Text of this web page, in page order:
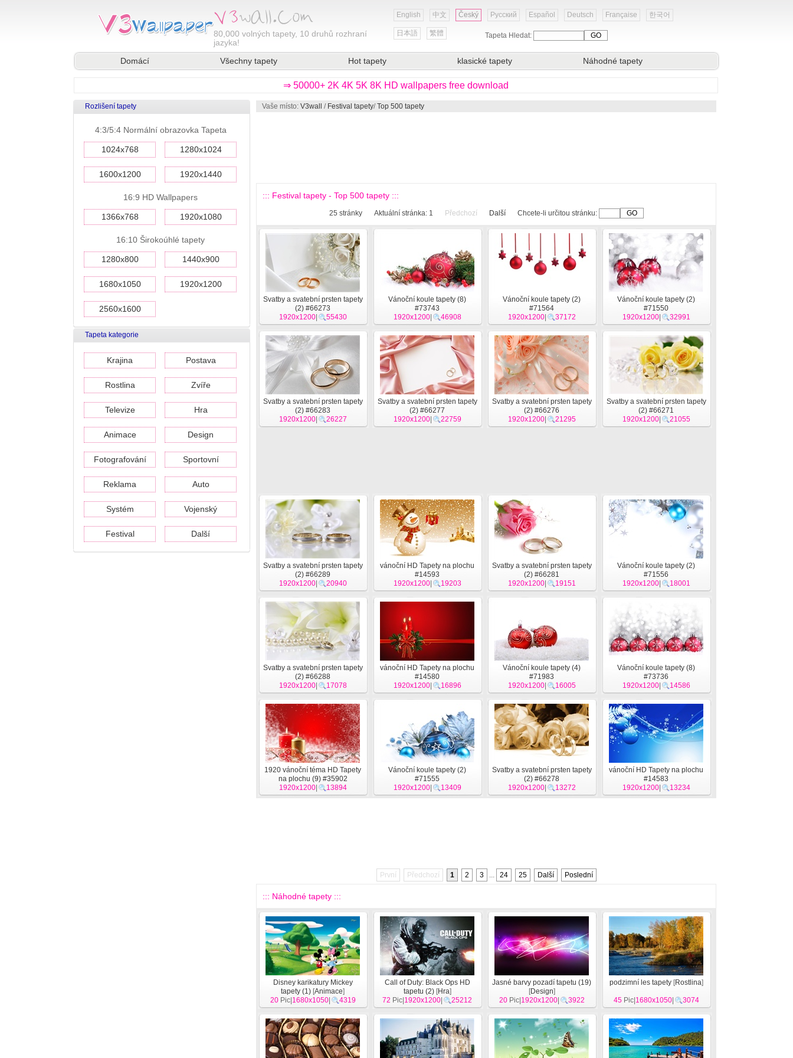
80,000 volných tapety, 10 druhů rozhraní
jazyka!
English 中文 Český Русский Español Deutsch Française 한국어
日本語 繁體 Tapeta Hledat:
Domácí Všechny tapety Hot tapety klasické tapety Náhodné tapety
⇒ 50000+ 2K 4K 5K 8K HD wallpapers free download
Rozlišení tapety
4:3/5:4 Normální obrazovka Tapeta
1024x768 1280x1024
1600x1200 1920x1440
16:9 HD Wallpapers
1366x768 1920x1080
16:10 Širokoúhlé tapety
1280x800 1440x900
1680x1050 1920x1200
2560x1600
Tapeta kategorie
Krajina Postava
Rostlina Zvíře
Televize Hra
Animace Design
Fotografování Sportovní
Reklama Auto
Systém Vojenský
Festival Další
Vaše místo: V3wall / Festival tapety/Top 500 tapety
::: Festival tapety - Top 500 tapety :::
25 stránky Aktuální stránka: 1 Předchozí Další Chcete-li určitou stránku:
Svatby a svatební prsten tapety
(2) #66273
1920x1200| 55430
Vánoční koule tapety (8)
#73743
1920x1200| 46908
Vánoční koule tapety (2)
#71564
1920x1200| 37172
Vánoční koule tapety (2)
#71550
1920x1200| 32991
Svatby a svatební prsten tapety
(2) #66283
1920x1200| 26227
Svatby a svatební prsten tapety
(2) #66277
1920x1200| 22759
Svatby a svatební prsten tapety
(2) #66276
1920x1200| 21295
Svatby a svatební prsten tapety
(2) #66271
1920x1200| 21055
Svatby a svatební prsten tapety
(2) #66289
1920x1200| 20940
vánoční HD Tapety na plochu
#14593
1920x1200| 19203
Svatby a svatební prsten tapety
(2) #66281
1920x1200| 19151
Vánoční koule tapety (2)
#71556
1920x1200| 18001
Svatby a svatební prsten tapety
(2) #66288
1920x1200| 17078
vánoční HD Tapety na plochu
#14580
1920x1200| 16896
Vánoční koule tapety (4)
#71983
1920x1200| 16005
Vánoční koule tapety (8)
#73736
1920x1200| 14586
1920 vánoční téma HD Tapety
na plochu (9) #35902
1920x1200| 13894
Vánoční koule tapety (2)
#71555
1920x1200| 13409
Svatby a svatební prsten tapety
(2) #66278
1920x1200| 13272
vánoční HD Tapety na plochu
#14583
1920x1200| 13234
První Předchozí 1 2 3 ... 24 25 Další Poslední
::: Náhodné tapety :::
Disney karikatury Mickey
tapety (1) [Animace]
20Pic| 1680x1050| 4319
Call of Duty: Black Ops HD
tapetu (2)[Hra]
72 Pic| 1920x1200 25212
Jasné barvy pozadí tapetu (19)
[Design]
20Pic| 1920x1200| 3922
podzimní les tapety[Rostlina]
45Pic| 1680x1050| 3074